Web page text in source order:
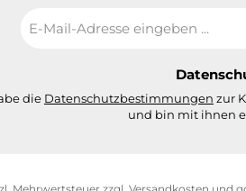
Mail-
die Datenschutzbestimmungen zur
und bin mit ihnen